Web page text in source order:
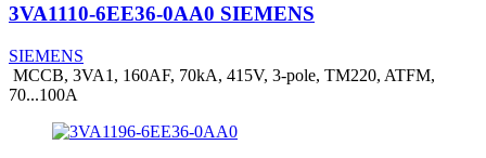
3VA1110-6EE36-0AA0 SIEMENS
SIEMENS
MCCB, 3VA1, 160AF, 70kA, 415V, 3-pole, TM220, ATFM,
70...100A